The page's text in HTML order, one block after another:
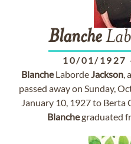
Blanche
10/01/1927
BlancheLabordeJackson,
passed away on Sunday,
January 10, 1927 to Berta
Blanchegraduated